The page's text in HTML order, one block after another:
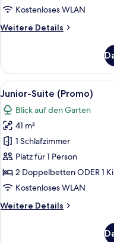
Kostenloses WLAN
Weitere Details
Weitere
Suite
(Promo)
Alle
Fotos
für
Junior-
Suite
(Promo)
anzeigen
6
Junior-Suite (Promo)
Blick auf den Garten
41 m²
1 Schlafzimmer
Platz für 1 Person
2 Doppelbetten ODER 1
Kostenloses WLAN
Weitere Details
Weitere